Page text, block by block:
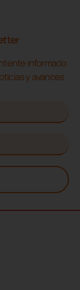
informado
y avances